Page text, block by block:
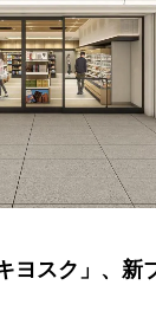
ヨスク」、新